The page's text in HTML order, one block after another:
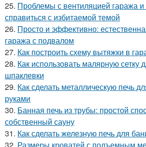
25. Проблемы с вентиляцией гаража и
справиться с избитаемой темой
26. Просто и эффективно:
гаража с подвалом
27. Как построить схему вытяжки в
28. Как использовать малярную сетку
шпаклевки
29. Как сделать металлическую печь
руками
30. Банная печь из трубы: простой
собственный сауну
31. Как сделать железную печь для
32. Размеры кроватей с подъемным